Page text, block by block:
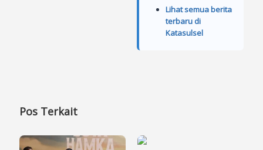
Lihat semua berita
terbaru di
Katasulsel
Pos Terkait